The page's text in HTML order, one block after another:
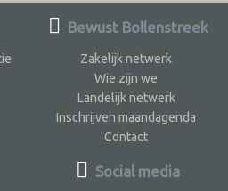
Bewust Bollenstreek
Zakelijk netwerk
Wie zijn we
Landelijk netwerk
Inschrijven maandagenda
Contact
Social media